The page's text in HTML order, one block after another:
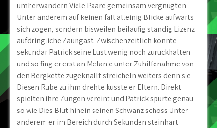
umherwandern Viele Paare gemeinsam vergnugten
Unter anderem auf keinen fall alleinig Blicke aufwarts
sich zogen, sondern bisweilen beilaufig standig Lizenz
aufdringliche Zaungast. Zwischenzeitlich konnte
sekundar Patrick seine Lust wenig noch zuruckhalten
und so fing er erst an Melanie unter Zuhilfenahme von
den Bergkette zugeknallt streicheln weiters denn sie
Diesen Rube zu ihm drehte kusste er Eltern. Direkt
spielten ihre Zungen vereint und Patrick spurte genau
so wie Dies Blut hinein seinen Schwanz schoss Unter
anderem er im Bereich durch Sekunden steinhart